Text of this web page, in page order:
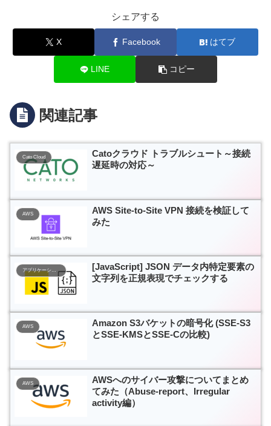
シェアする
X Facebook はてブ
LINE コピー
関連記事
Cato Cloud
Catoクラウド トラブルシュート～接続
遅延時の対応～
AWS
AWS Site-to-Site VPN 接続を検証して
みた
アプリケーション開発
[JavaScript] JSON データ内特定要素の
文字列を正規表現でチェックする
AWS
Amazon S3バケットの暗号化 (SSE-S3
とSSE-KMSとSSE-Cの比較)
AWS
AWSへのサイバー攻撃についてまとめ
てみた（Abuse-report、Irregular
activity編）